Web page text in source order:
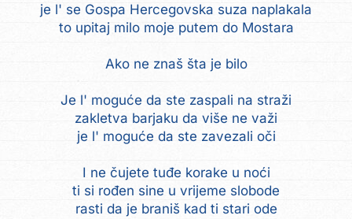
je l' se Gospa Hercegovska suza naplakala
to upitaj milo moje putem do Mostara
Ako ne znaš šta je bilo
Je l' moguće da ste zaspali na straži
zakletva barjaku da više ne važi
je l' moguće da ste zavezali oči
I ne čujete tuđe korake u noći
ti si rođen sine u vrijeme slobode
rasti da je braniš kad ti stari ode